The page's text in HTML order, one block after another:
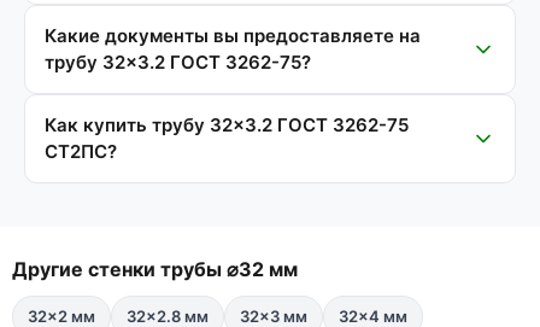
Какие документы вы предоставляете на
трубу 32×3.2 ГОСТ 3262-75?
Как купить трубу 32×3.2 ГОСТ 3262-75
СТ2ПС?
Другие стенки трубы ⌀32 мм
32×2 мм 32×2.8 мм 32×3 мм 32×4 мм